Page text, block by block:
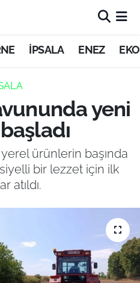
İPSALA ENEZ
yeni
ürünlerin başında
bir lezzet için ilk
atıldı.